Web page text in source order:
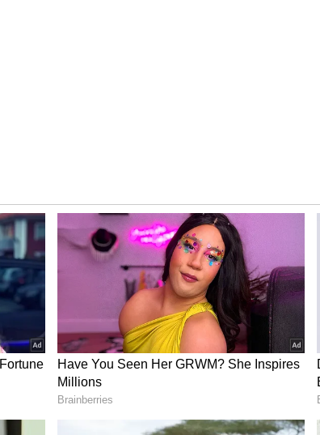
నటించే హీరోయిన్ పేరును అధికారికంగా
పెరిగింది. అయితే రెండో షెడ్యూల్ పూర్తయ్యేలోపు